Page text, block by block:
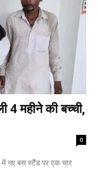
4 महीने की बच्ची,
0
में नए बस स्टैंड पर एक चार